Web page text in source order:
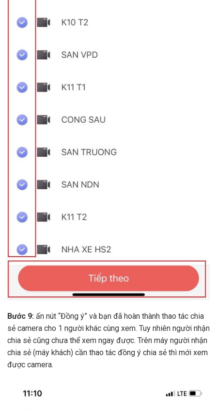
Bước 9: ấn nút “Đồng ý” và bạn đã hoàn thành thao tác chia
sẻ camera cho 1 người khác cùng xem. Tuy nhiên người nhận
chia sẻ cũng chưa thể xem ngay được. Trên máy người nhận
chia sẻ (máy khách) cần thao tác đồng ý chia sẻ thì mới xem
được camera.